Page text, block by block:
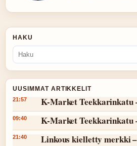
HAKU
UUSIMMAT ARTIKKELIT
21:57 K-Market Teekkarinkatu
09:40 K-Market Teekkarinkatu
21:40 Linkous kielletty merkki